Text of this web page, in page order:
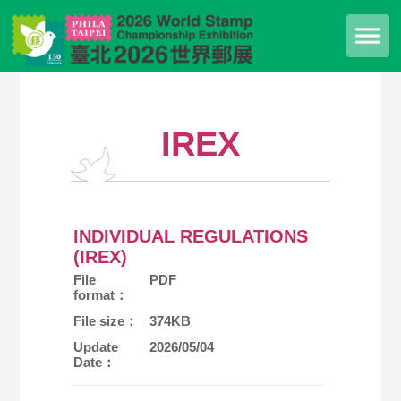
IREX
INDIVIDUAL REGULATIONS
(IREX)
File
format：
PDF
File size：
374KB
Update
Date：
2026/05/04